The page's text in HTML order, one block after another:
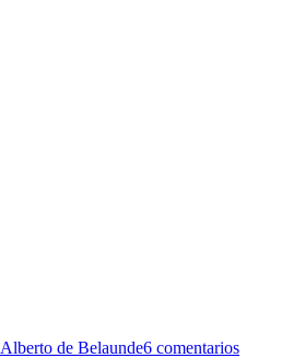
Alberto de Belaunde6 comentarios